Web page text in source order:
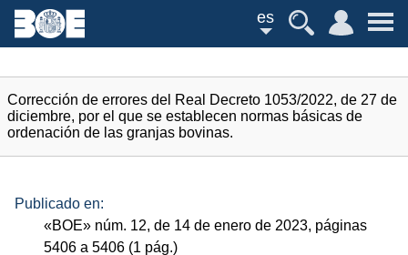
es
Corrección de errores del Real Decreto 1053/2022, de 27 de
diciembre, por el que se establecen normas básicas de
ordenación de las granjas bovinas.
Publicado en:
«BOE» núm. 12, de 14 de enero de 2023, páginas
5406 a 5406 (1 pág.)